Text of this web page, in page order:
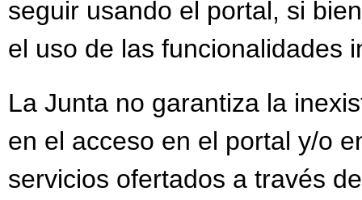
seguir usando el portal, si
el uso de las funcionalidades
La Junta no garantiza la
en el acceso en el portal y/o
servicios ofertados a través